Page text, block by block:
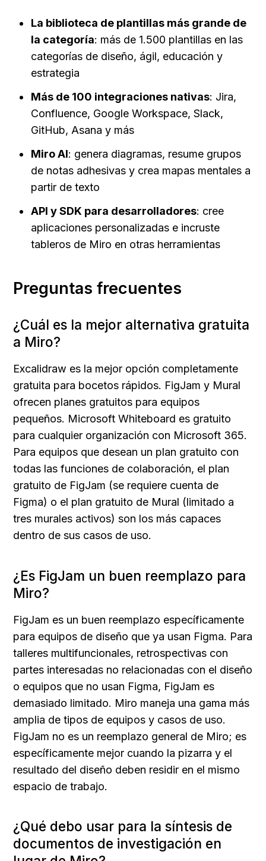
La biblioteca de plantillas más grande de
la categoría: más de 1.500 plantillas en las
categorías de diseño, ágil, educación y
estrategia
Más de 100 integraciones nativas: Jira,
Confluence, Google Workspace, Slack,
GitHub, Asana y más
Miro AI: genera diagramas, resume grupos
de notas adhesivas y crea mapas mentales a
partir de texto
API y SDK para desarrolladores: cree
aplicaciones personalizadas e incruste
tableros de Miro en otras herramientas
Preguntas frecuentes
¿Cuál es la mejor alternativa gratuita
a Miro?
Excalidraw es la mejor opción completamente
gratuita para bocetos rápidos. FigJam y Mural
ofrecen planes gratuitos para equipos
pequeños. Microsoft Whiteboard es gratuito
para cualquier organización con Microsoft 365.
Para equipos que desean un plan gratuito con
todas las funciones de colaboración, el plan
gratuito de FigJam (se requiere cuenta de
Figma) o el plan gratuito de Mural (limitado a
tres murales activos) son los más capaces
dentro de sus casos de uso.
¿Es FigJam un buen reemplazo para
Miro?
FigJam es un buen reemplazo específicamente
para equipos de diseño que ya usan Figma. Para
talleres multifuncionales, retrospectivas con
partes interesadas no relacionadas con el diseño
o equipos que no usan Figma, FigJam es
demasiado limitado. Miro maneja una gama más
amplia de tipos de equipos y casos de uso.
FigJam no es un reemplazo general de Miro; es
específicamente mejor cuando la pizarra y el
resultado del diseño deben residir en el mismo
espacio de trabajo.
¿Qué debo usar para la síntesis de
documentos de investigación en